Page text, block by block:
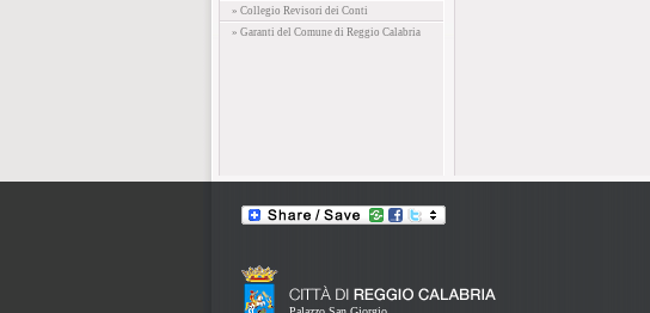
» Collegio Revisori dei Conti
» Garanti del Comune di Reggio Calabria